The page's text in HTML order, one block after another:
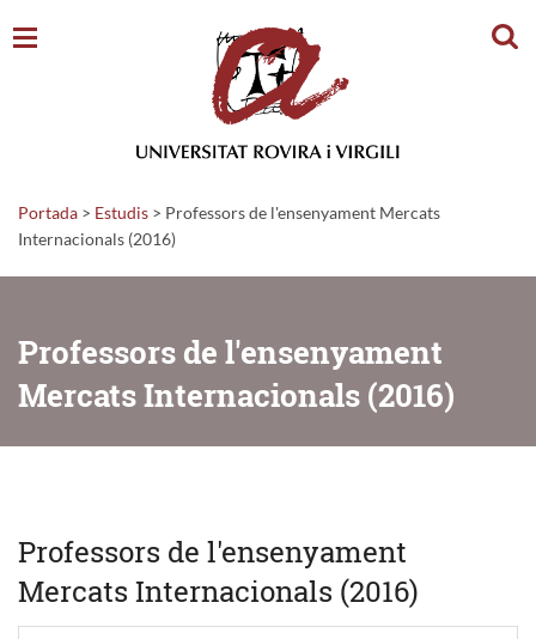
Portada > Estudis > Professors de l'ensenyament Mercats
Internacionals (2016)
Professors de l'ensenyament
Mercats Internacionals (2016)
Professors de l'ensenyament
Mercats Internacionals (2016)